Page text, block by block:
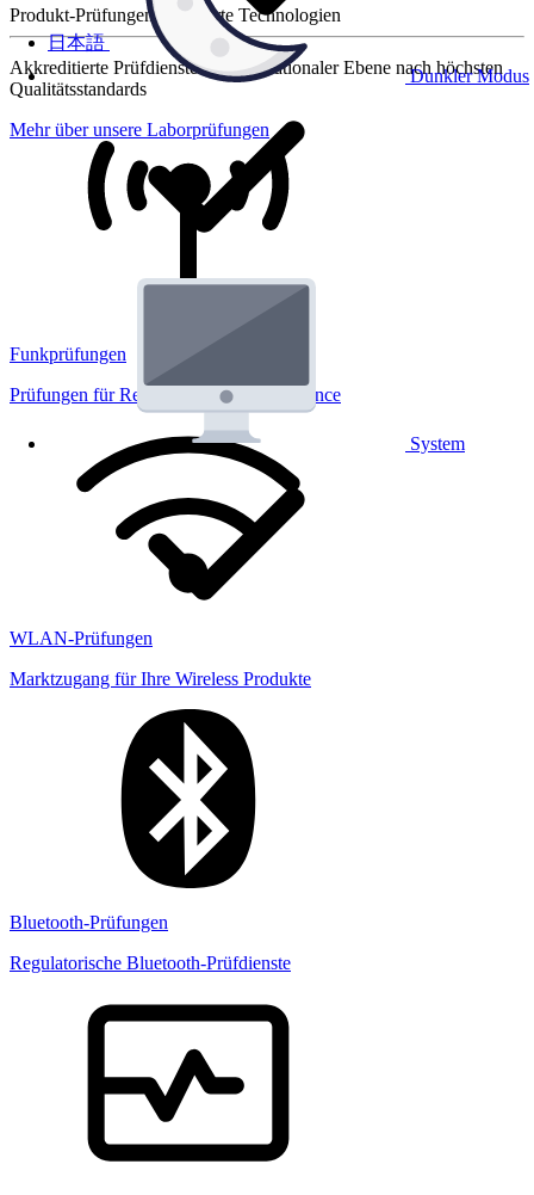
Dunkler Modus
System
日本語
Produkt-Prüfungen für smarte Technologien
Akkreditierte Prüfdienste auf internationaler Ebene nach höchsten
Qualitätsstandards
Mehr über unsere Laborprüfungen
Funkprüfungen
Prüfungen für Regulatorik und Performance
WLAN-Prüfungen
Marktzugang für Ihre Wireless Produkte
Bluetooth-Prüfungen
Regulatorische Bluetooth-Prüfdienste